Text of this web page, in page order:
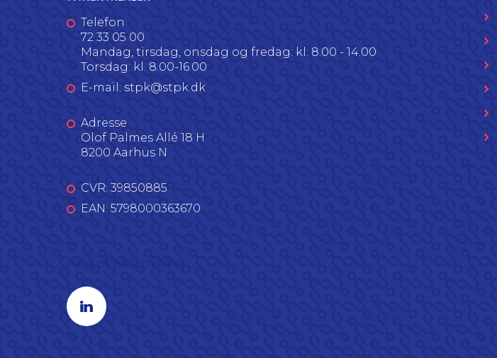
Telefon
72 33 05 00
Mandag, tirsdag, onsdag og fredag: kl. 8.00 - 14.00
Torsdag: kl. 8.00-16.00
E-mail: stpk@stpk.dk
Adresse
Olof Palmes Allé 18 H
8200 Aarhus N
CVR: 39850885
EAN: 5798000363670
Linkedin profil